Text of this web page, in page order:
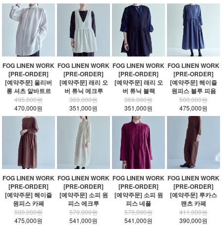
FOG LINEN WORK
[PRE-ORDER]
[예약주문] 올리버
롱 셔츠 알바트르
495,000원
470,000원
FOG LINEN WORK
[PRE-ORDER]
[예약주문] 래리 오
버 튜닉 에크루
369,000원
351,000원
FOG LINEN WORK
[PRE-ORDER]
[예약주문] 래리 오
버 튜닉 블랙
369,000원
351,000원
FOG LINEN WORK
[PRE-ORDER]
[예약주문] 헤이즐
원피스 블루 피윰
500,000원
475,000원
FOG LINEN WORK
[PRE-ORDER]
[예약주문] 헤이즐
원피스 카페
500,000원
475,000원
FOG LINEN WORK
[PRE-ORDER]
[예약주문] 소피 원
피스 에크루
570,000원
541,000원
FOG LINEN WORK
[PRE-ORDER]
[예약주문] 소피 원
피스 네플
570,000원
541,000원
FOG LINEN WORK
[PRE-ORDER]
[예약주문] 루카스
팬츠 카페
411,000원
390,000원